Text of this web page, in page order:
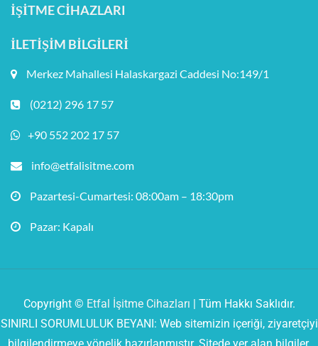
İŞITME CIHAZLARI
İLETIŞIM BILGILERI
Merkez Mahallesi Halaskargazi Caddesi No:149/1
(0212) 296 17 57
+90 552 202 17 57
info@etfalisitme.com
Pazartesi-Cumartesi: 08:00am – 18:30pm
Pazar: Kapalı
Copyright © Etfal İşitme Cihazları | Tüm Hakkı Saklıdır.
SINIRLI SORUMLULUK BEYANI: Web sitemizin içeriği, ziyaretçiyi